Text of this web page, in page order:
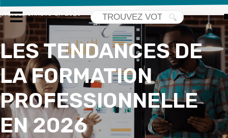
Accueil>Nos actualités> Les tendances de la formation
professionnelle en 2026
LES TENDANCES DE
LA FORMATION
PROFESSIONNELLE
EN 2026